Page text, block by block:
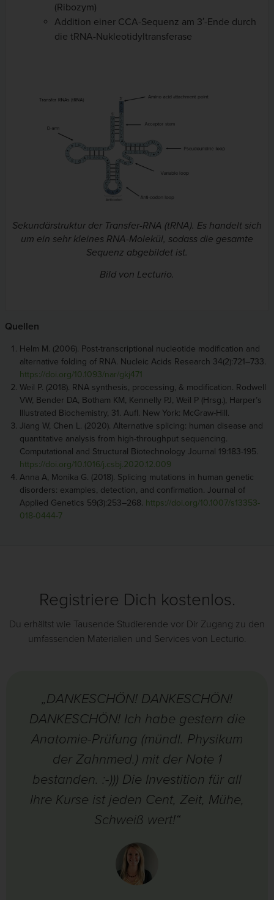
(Ribozym)
Addition einer CCA-Sequenz am 3′-Ende durch
die tRNA-Nukleotidyltransferase
Sekundärstruktur der Transfer-RNA (tRNA). Es handelt sich
um ein sehr kleines RNA-Molekül, sodass die gesamte
Sequenz abgebildet ist.
Bild von Lecturio.
Quellen
Helm M. (2006). Post-transcriptional nucleotide modification and
alternative folding of RNA. Nucleic Acids Research 34(2):721–733.
https://doi.org/10.1093/nar/gkj471
Weil P. (2018). RNA synthesis, processing, & modification. Rodwell
VW, Bender DA, Botham KM, Kennelly PJ, Weil P (Hrsg.), Harper’s
Illustrated Biochemistry, 31. Aufl. New York: McGraw-Hill.
Jiang W, Chen L. (2020). Alternative splicing: human disease and
quantitative analysis from high-throughput sequencing.
Computational and Structural Biotechnology Journal 19:183-195.
https://doi.org/10.1016/j.csbj.2020.12.009
Anna A, Monika G. (2018). Splicing mutations in human genetic
disorders: examples, detection, and confirmation. Journal of
Applied Genetics 59(3):253–268. https://doi.org/10.1007/s13353-
018-0444-7
Registriere Dich kostenlos.
Du erhältst wie Tausende Studierende vor Dir Zugang zu den
umfassenden Materialien und Services von Lecturio.
„DANKESCHÖN! DANKESCHÖN!
DANKESCHÖN! Ich habe gestern die
Anatomie-Prüfung (mündl. Physikum
der Zahnmed.) mit der Note 1
bestanden. :-))) Die Investition für all
Ihre Kurse ist jeden Cent, Zeit, Mühe,
Schweiß wert!“